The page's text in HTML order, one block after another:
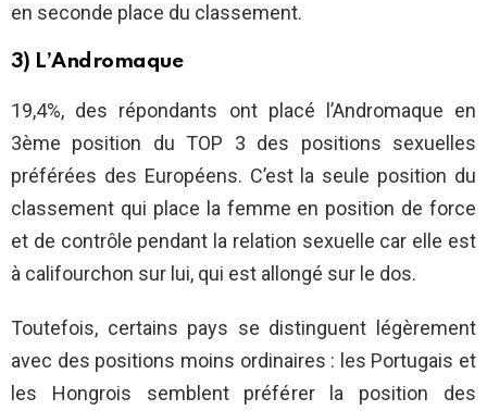
en seconde place du classement.
3) L’Andromaque
19,4%, des répondants ont placé l’Andromaque en
3ème position du TOP 3 des positions sexuelles
préférées des Européens. C’est la seule position du
classement qui place la femme en position de force
et de contrôle pendant la relation sexuelle car elle est
à califourchon sur lui, qui est allongé sur le dos.
Toutefois, certains pays se distinguent légèrement
avec des positions moins ordinaires : les Portugais et
les Hongrois semblent préférer la position des